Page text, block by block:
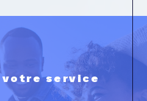
service